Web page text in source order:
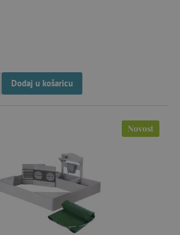
Dodaj u košaricu
Novost